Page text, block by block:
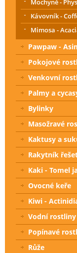
Mochyně -
Kávovník -
Mimosa -
Pawpaw -
Pokojové
Venkovní
Palmy a
Bylinky
Masožravé
Kaktusy a
Rakytník
Kaki - Tomel
Ovocné keře
Kiwi -
Vodní
Popínavé
Růže